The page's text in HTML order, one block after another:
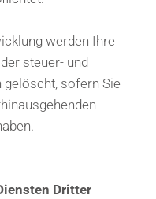
werden Ihre
steuer- und
sofern Sie
Dritter